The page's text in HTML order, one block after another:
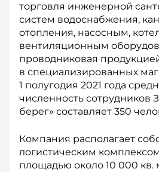
торговля инженерной
систем водоснабжения,
отопления, насосным,
вентиляционным
проводниковая
в специализированных
1 полугодия 2021 года
численность сотрудников
берег» составляет 350
Компания располагает
логистическим
площадью около 10 000 кв.